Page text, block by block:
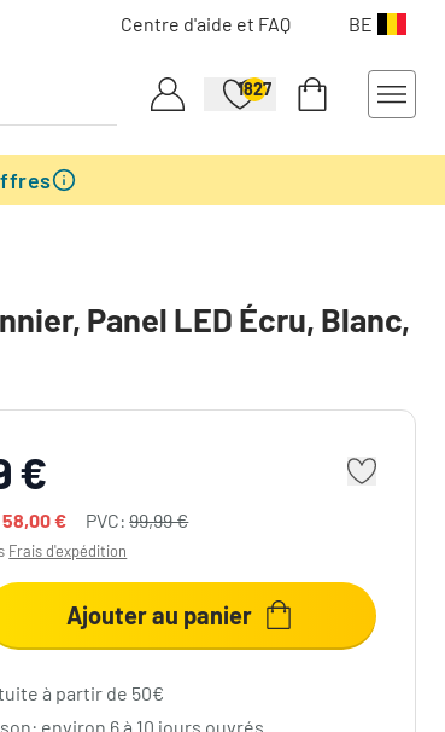
Centre d'aide et FAQ BE
1827
Panel LED Écru, Blanc,
€
58,00 € PVC:99,99 €
Frais d'expédition
Ajouter au panier
à partir de 50€
environ 6 à 10 jours ouvrés